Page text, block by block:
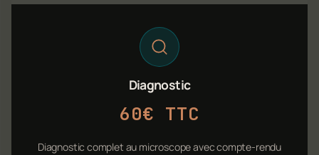
Diagnostic
60€ TTC
Diagnostic complet au microscope avec compte-rendu